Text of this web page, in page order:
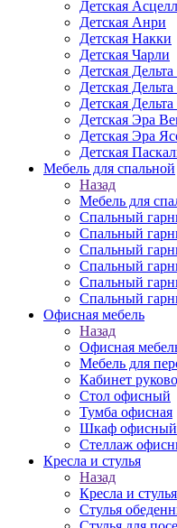
Детская
Детская Анри
Детская Накки
Детская Чарли
Детская
Детская
Детская
Детская Эра
Детская Эра
Детская
Мебель для спальной
Назад
Мебель для
Спальный
Спальный
Спальный
Спальный
Спальный
Спальный
Офисная мебель
Назад
Офисная
Мебель для
Кабинет
Стол офисный
Тумба офисная
Шкаф офисный
Стеллаж
Кресла и стулья
Назад
Кресла и стулья
Стулья